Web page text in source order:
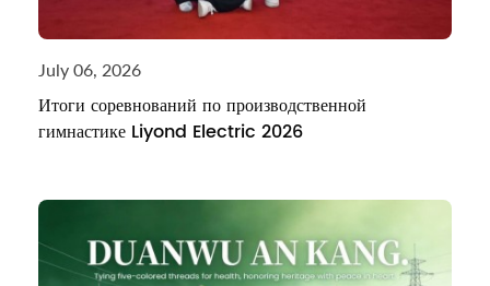
July 06, 2026
Итоги соревнований по производственной
гимнастике Liyond Electric 2026